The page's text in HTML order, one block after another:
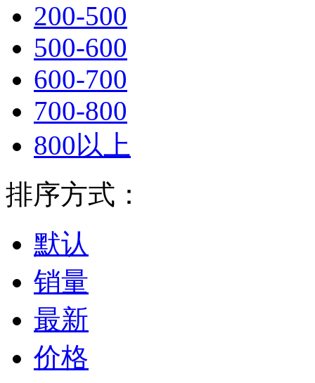
200-500
500-600
600-700
700-800
800以上
排序方式：
默认
销量
最新
价格